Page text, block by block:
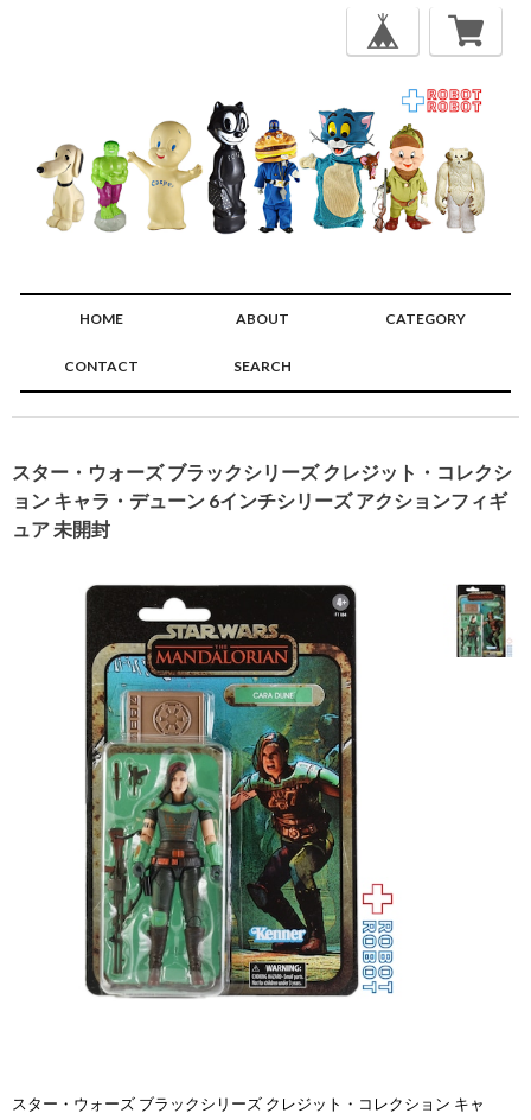
HOME ABOUT CATEGORY
CONTACT SEARCH
スター・ウォーズ ブラックシリーズ クレジット・コレクシ
ョン キャラ・デューン 6インチシリーズ アクションフィギ
ュア 未開封
スター・ウォーズ ブラックシリーズ クレジット・コレクション キャ